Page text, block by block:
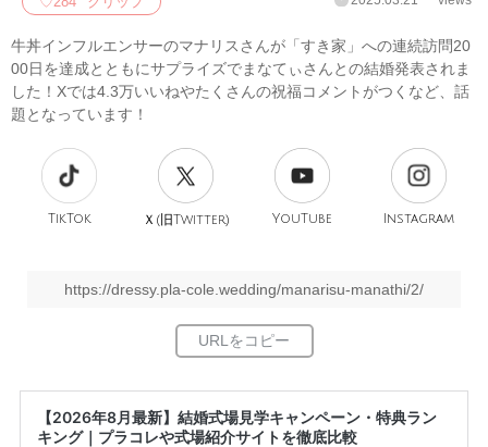
牛丼インフルエンサーのマナリスさんが「すき家」への連続訪問20
00日を達成とともにサプライズでまなてぃさんとの結婚発表されま
した！Xでは4.3万いいねやたくさんの祝福コメントがつくなど、話
題となっています！
TikTok Ｘ(旧Twitter) YouTube Instagram
https://dressy.pla-cole.wedding/manarisu-manathi/2/
【2026年8月最新】結婚式場見学キャンペーン・特典ラン
キング｜プラコレや式場紹介サイトを徹底比較